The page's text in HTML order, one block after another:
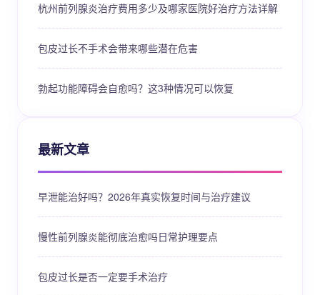
杭州前列腺炎治疗费用多少及哪家医院好治疗方法详解
包皮过长不手术会带来哪些潜在危害
勃起功能障碍会自愈吗？这3种情况可以恢复
最新文章
早泄能治好吗？2026年真实恢复时间与治疗建议
慢性前列腺炎能彻底治愈吗日常护理要点
包皮过长是否一定要手术治疗